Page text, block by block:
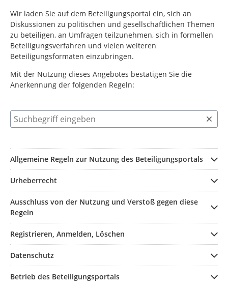
Wir laden Sie auf dem Beteiligungsportal ein, sich an
Diskussionen zu politischen und gesellschaftlichen Themen
zu beteiligen, an Umfragen teilzunehmen, sich in formellen
Beteiligungsverfahren und vielen weiteren
Beteiligungsformaten einzubringen.
Mit der Nutzung dieses Angebotes bestätigen Sie die
Anerkennung der folgenden Regeln:
Suchbegriff eingeben
Allgemeine Regeln zur Nutzung des Beteiligungsportals
Urheberrecht
Ausschluss von der Nutzung und Verstoß gegen diese
Regeln
Registrieren, Anmelden, Löschen
Datenschutz
Betrieb des Beteiligungsportals